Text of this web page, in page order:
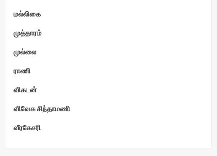
மல்லிகை
முத்தாரம்
முல்லை
ராணி
விகடன்
விவேக சிந்தாமணி
வீரகேசரி